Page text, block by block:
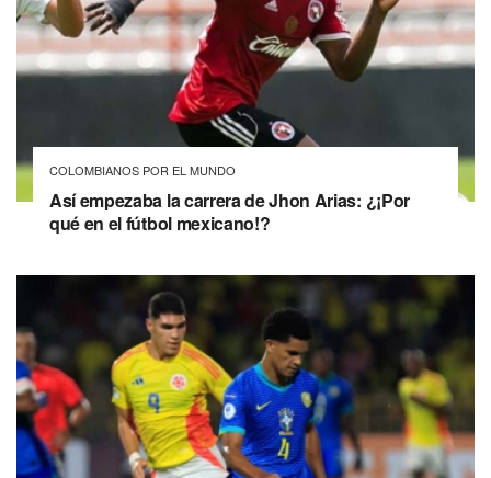
COLOMBIANOS POR EL MUNDO
Así empezaba la carrera de Jhon Arias: ¿¡Por
qué en el fútbol mexicano!?